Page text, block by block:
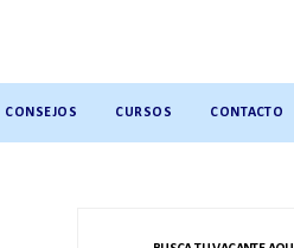
CONSEJOS CURSOS CONTACTO